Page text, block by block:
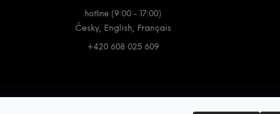
hotline (9:00 - 17:00)
Česky, English, Français
+420 608 025 609